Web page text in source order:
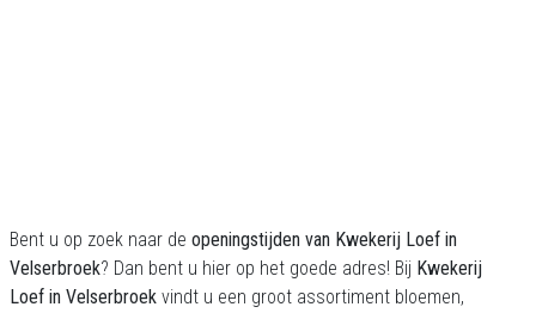
Bent u op zoek naar de openingstijden van Kwekerij Loef in
Velserbroek? Dan bent u hier op het goede adres! Bij Kwekerij
Loef in Velserbroek vindt u een groot assortiment bloemen,